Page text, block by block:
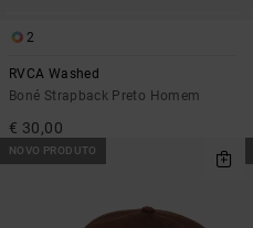
2
RVCA Washed
Boné Strapback Preto Homem
€ 30,00
NOVO PRODUTO